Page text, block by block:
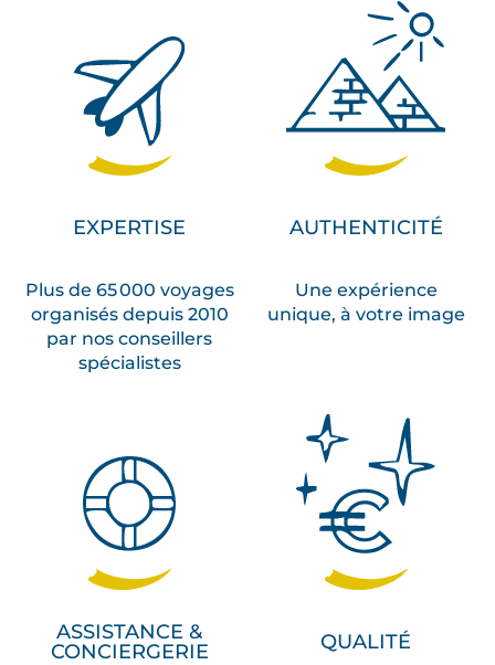
EXPERTISE
Plus de 65 000 voyages
organisés depuis 2010
par nos conseillers
spécialistes
AUTHENTICITÉ
Une expérience
unique, à votre image
ASSISTANCE &
CONCIERGERIE
QUALITÉ